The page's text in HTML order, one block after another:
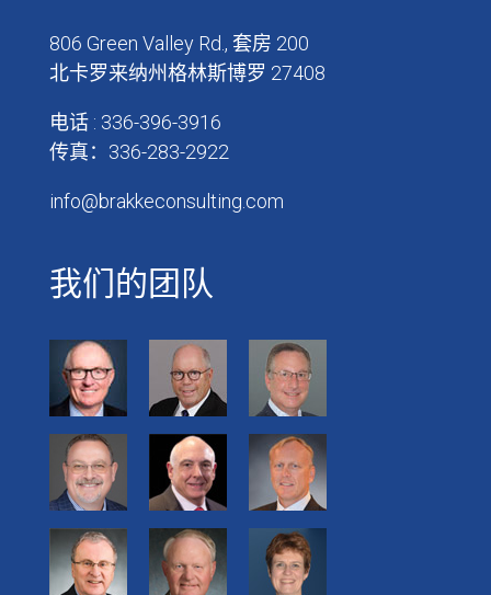
806 Green Valley Rd., 套房 200
北卡罗来纳州格林斯博罗 27408
电话 : 336-396-3916
传真：336-283-2922
info@brakkeconsulting.com
我们的团队